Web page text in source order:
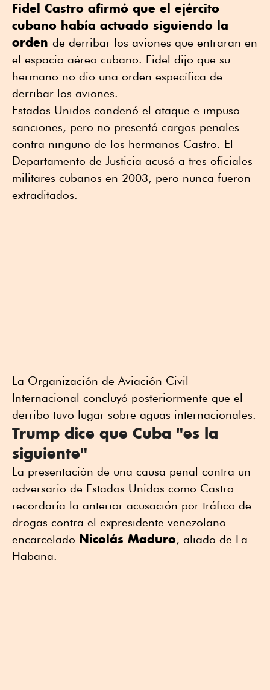
Fidel Castro afirmó ⁠que el ejército
cubano había actuado siguiendo la
orden de derribar ⁠los aviones que entraran en
el espacio aéreo cubano. Fidel dijo que su
hermano no dio una orden específica de
derribar los aviones.
Estados Unidos condenó el ataque ⁠e impuso
sanciones, pero no presentó cargos penales
contra ninguno de los hermanos Castro. El
Departamento de Justicia acusó a tres oficiales
militares cubanos en 2003, pero nunca fueron
extraditados.
La Organización de Aviación Civil
Internacional concluyó posteriormente que el
derribo tuvo lugar sobre aguas internacionales.
Trump dice que Cuba "es la
siguiente"
La presentación de una causa penal contra un
adversario de Estados Unidos como Castro
recordaría la anterior acusación por tráfico de
drogas contra el expresidente venezolano
encarcelado Nicolás Maduro, aliado de La
Habana.